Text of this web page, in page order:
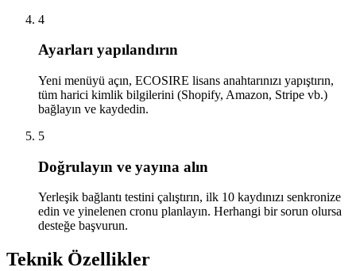
4
Ayarları yapılandırın
Yeni menüyü açın, ECOSIRE lisans anahtarınızı yapıştırın,
tüm harici kimlik bilgilerini (Shopify, Amazon, Stripe vb.)
bağlayın ve kaydedin.
5
Doğrulayın ve yayına alın
Yerleşik bağlantı testini çalıştırın, ilk 10 kaydınızı senkronize
edin ve yinelenen cronu planlayın. Herhangi bir sorun olursa
desteğe başvurun.
Teknik Özellikler